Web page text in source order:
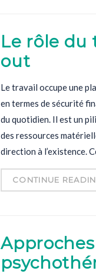
Le rôle du
out
Le travail occupe une
en termes de sécurité
du quotidien. Il est un
des ressources
direction à l’existence.
CONTINUE
Approches